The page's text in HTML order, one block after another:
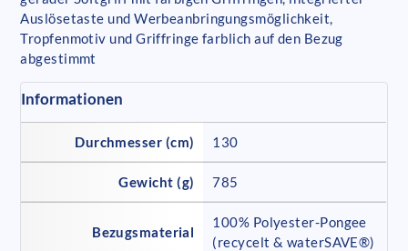
Auslösetaste und Werbeanbringungsmöglichkeit,
Tropfenmotiv und Griffringe farblich auf den Bezug
abgestimmt
Informationen
Durchmesser (cm) 130
Gewicht (g) 785
Bezugsmaterial
100% Polyester-Pongee
(recycelt & waterSAVE®)